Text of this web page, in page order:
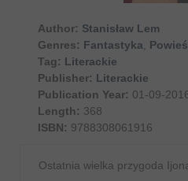
Author: Stanisław Lem
Genres: Fantastyka
Tag: Literackie
Publisher: Literackie
Publication Year: 01-09-
Length: 368
ISBN: 9788308061916
Ostatnia wielka przygoda